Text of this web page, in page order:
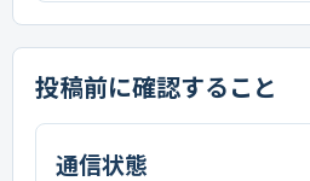
投稿前に確認すること
通信状態